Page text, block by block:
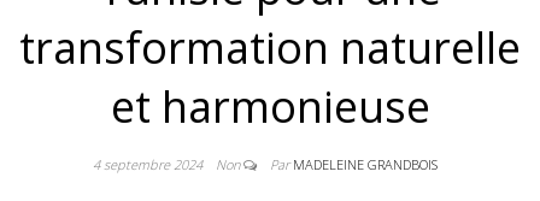
transformation naturelle
et harmonieuse
4 septembre 2024 Non ParMADELEINE GRANDBOIS